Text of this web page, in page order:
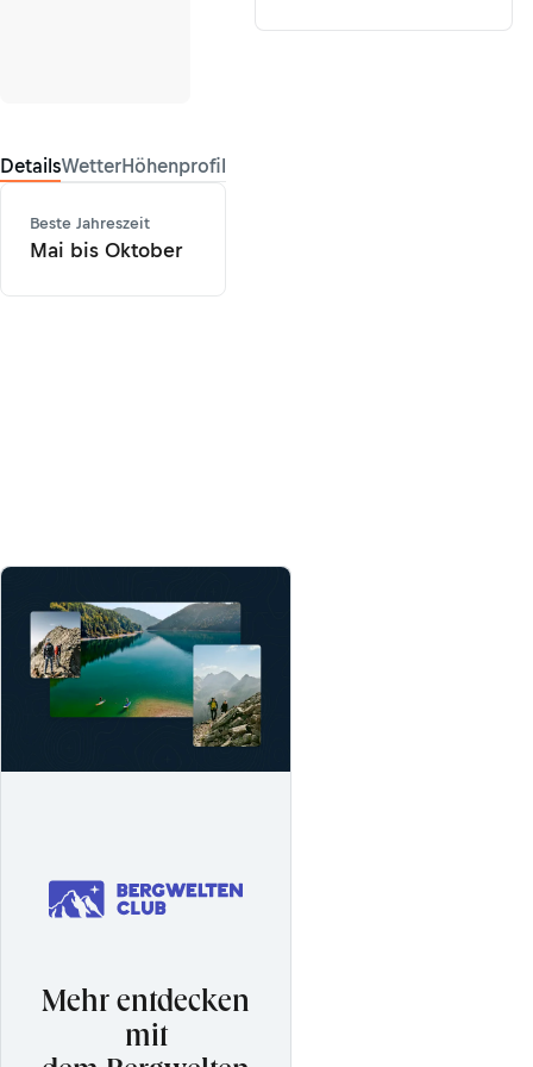
DetailsWetterHöhenprofil
Beste Jahreszeit
Mai bis Oktober
Mehr entdecken
mit